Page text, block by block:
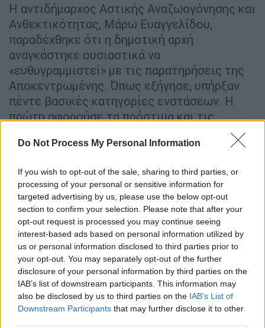
Do Not Process My Personal Information
If you wish to opt-out of the sale, sharing to third parties, or
processing of your personal or sensitive information for
targeted advertising by us, please use the below opt-out
section to confirm your selection. Please note that after your
opt-out request is processed you may continue seeing
interest-based ads based on personal information utilized by
us or personal information disclosed to third parties prior to
your opt-out. You may separately opt-out of the further
disclosure of your personal information by third parties on the
IAB’s list of downstream participants. This information may
also be disclosed by us to third parties on the IAB’s List of
Downstream Participants that may further disclose it to other
Η αντιδήμαρχος Αστικής Αναζωογόνησης και
Ανθεκτικότητας, Μάρω Ευαγγελίδου,
παραδέχθηκε ότι η δημοτική αρχή
αναγκάστηκε ουσιαστικά να
«ευθυγραμμιστεί» με τις παρατηρήσεις της
Αποκεντρωμένης. Όπως εξήγησε, υπήρξαν
πέντε βασικές κατηγορίες ενστάσεων. Η
πρώτη αφορούσε τα πρόστιμα και τις
κυρώσεις, καθώς θεωρήθηκε ότι ο δήμος
δεν μπορούσε να επιβάλει δικό του
προβλέπει ο ΚΟΚ. Η δεύτερη αφορούσε τις
απαγορεύσεις κυκλοφορίας σε
συγκεκριμένες περιοχές, όπως η Ερμού ή οι
πεζόδρομοι γύρω από την Ακρόπολη.